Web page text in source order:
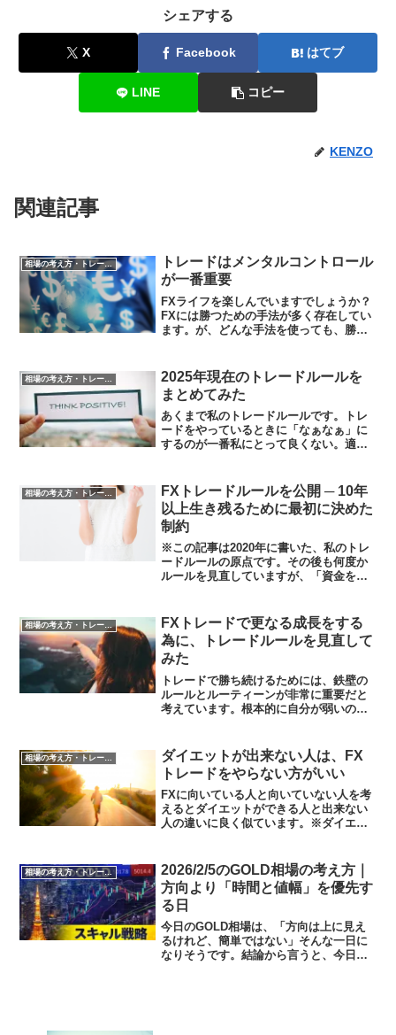
シェアする
X Facebook はてブ
LINE コピー
KENZO
関連記事
相場の考え方・トレード判断
トレードはメンタルコントロール
が一番重要
FXライフを楽しんでいますでしょうか？
FXには勝つための手法が多く存在してい
ます。が、どんな手法を使っても、勝て
FXで勝てるFXを始めて最初は、どうやっ
たら資金を増やせる...
2025年現在のトレードルールを
まとめてみた
あくまで私のトレードルールです。トレ
ードをやっているときに「なぁなぁ」に
するのが一番私にとって良くない。適当
ましょう！①やることのルール必ずやる
ことのルールです。当たり...
相場の考え方・トレード判断
FXトレードルールを公開 ─ 10年
以上生き残るために最初に決めた
制約
※この記事は2020年に書いた、私のトレ
ードルールの原点です。その後も何度か
ルールを見直していますが、「資金を守
トレードは投資です。つまり資本を増加
させる為に行うもの...
相場の考え方・トレード判断
FXトレードで更なる成長をする
為に、トレードルールを見直して
みた
トレードで勝ち続けるためには、鉄壁の
ルールとルーティーンが非常に重要だと
考えています。根本的に自分が弱いの
「自分は1年後には毎月1000万円以上の利
益を出すトレーダーに...
ダイエットが出来ない人は、FX
トレードをやらない方がいい
FXに向いている人と向いていない人を考
えるとダイエットができる人と出来ない
人の違いに良く似ています。※ダイエッ
とFXトレードの類似点ダイエット経験者
ならば、よくお分かりか...
相場の考え方・トレード判断
2026/2/5のGOLD相場の考え方｜
方向より「時間と値幅」を優先す
る日
今日のGOLD相場は、「方向は上に見え
るけれど、簡単ではない」そんな一日に
なりそうです。結論から言うと、今日